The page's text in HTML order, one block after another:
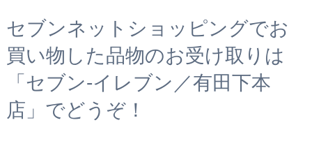
セブンネットショッピングでお
買い物した品物のお受け取りは
「セブン‐イレブン／有田下本
店」でどうぞ！